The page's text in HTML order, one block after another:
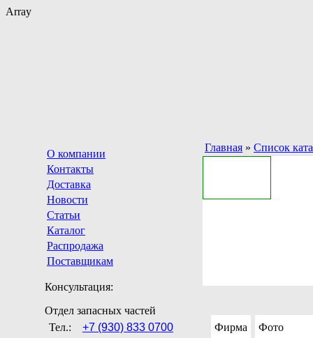
Array
О компании
Контакты
Доставка
Новости
Статьи
Каталог
Распродажа
Поставщикам
Консультация:
Отдел запасных частей
Тел.:
+7 (930) 833 0700
Главная » Список
Фирма Фото